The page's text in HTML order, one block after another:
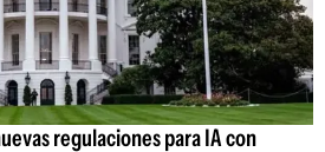
regulaciones para IA con